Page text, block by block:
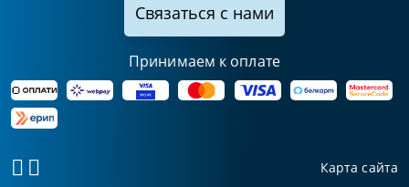
Связаться с нами
Принимаем к оплате
Карта сайта